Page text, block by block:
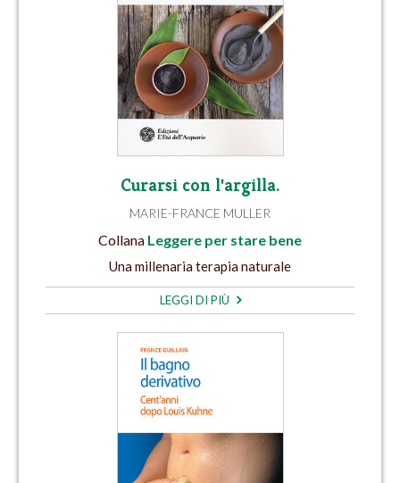
Curarsi con l'argilla.
MARIE-FRANCE MULLER
Collana Leggere per stare bene
Una millenaria terapia naturale
LEGGI DI PIÙ